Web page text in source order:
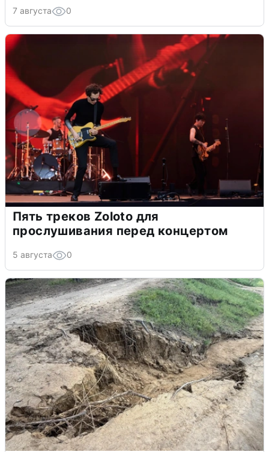
7 августа 0
Пять треков Zoloto для
прослушивания перед концертом
5 августа 0